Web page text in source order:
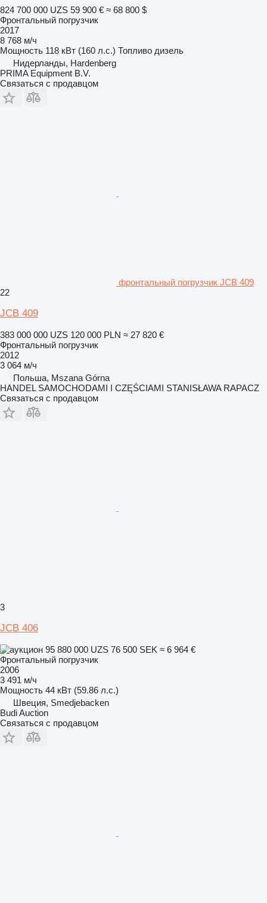
824 700 000 UZS 59 900 € ≈ 68 800 $
Фронтальный погрузчик
2017
8 768 м/ч
Мощность 118 кВт (160 л.с.) Топливо дизель
Нидерланды, Hardenberg
PRIMA Equipment B.V.
Связаться с продавцом
фронтальный погрузчик JCB 409
22
JCB 409
383 000 000 UZS 120 000 PLN ≈ 27 820 €
Фронтальный погрузчик
2012
3 064 м/ч
Польша, Mszana Górna
HANDEL SAMOCHODAMI I CZĘŚCIAMI STANISŁAWA RAPACZ
Связаться с продавцом
3
JCB 406
95 880 000 UZS 76 500 SEK ≈ 6 964 €
Фронтальный погрузчик
2006
3 491 м/ч
Мощность 44 кВт (59.86 л.с.)
Швеция, Smedjebacken
Budi Auction
Связаться с продавцом